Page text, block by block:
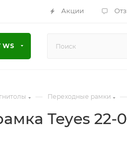
Акции
— Переходные рамки —
Teyes 22-